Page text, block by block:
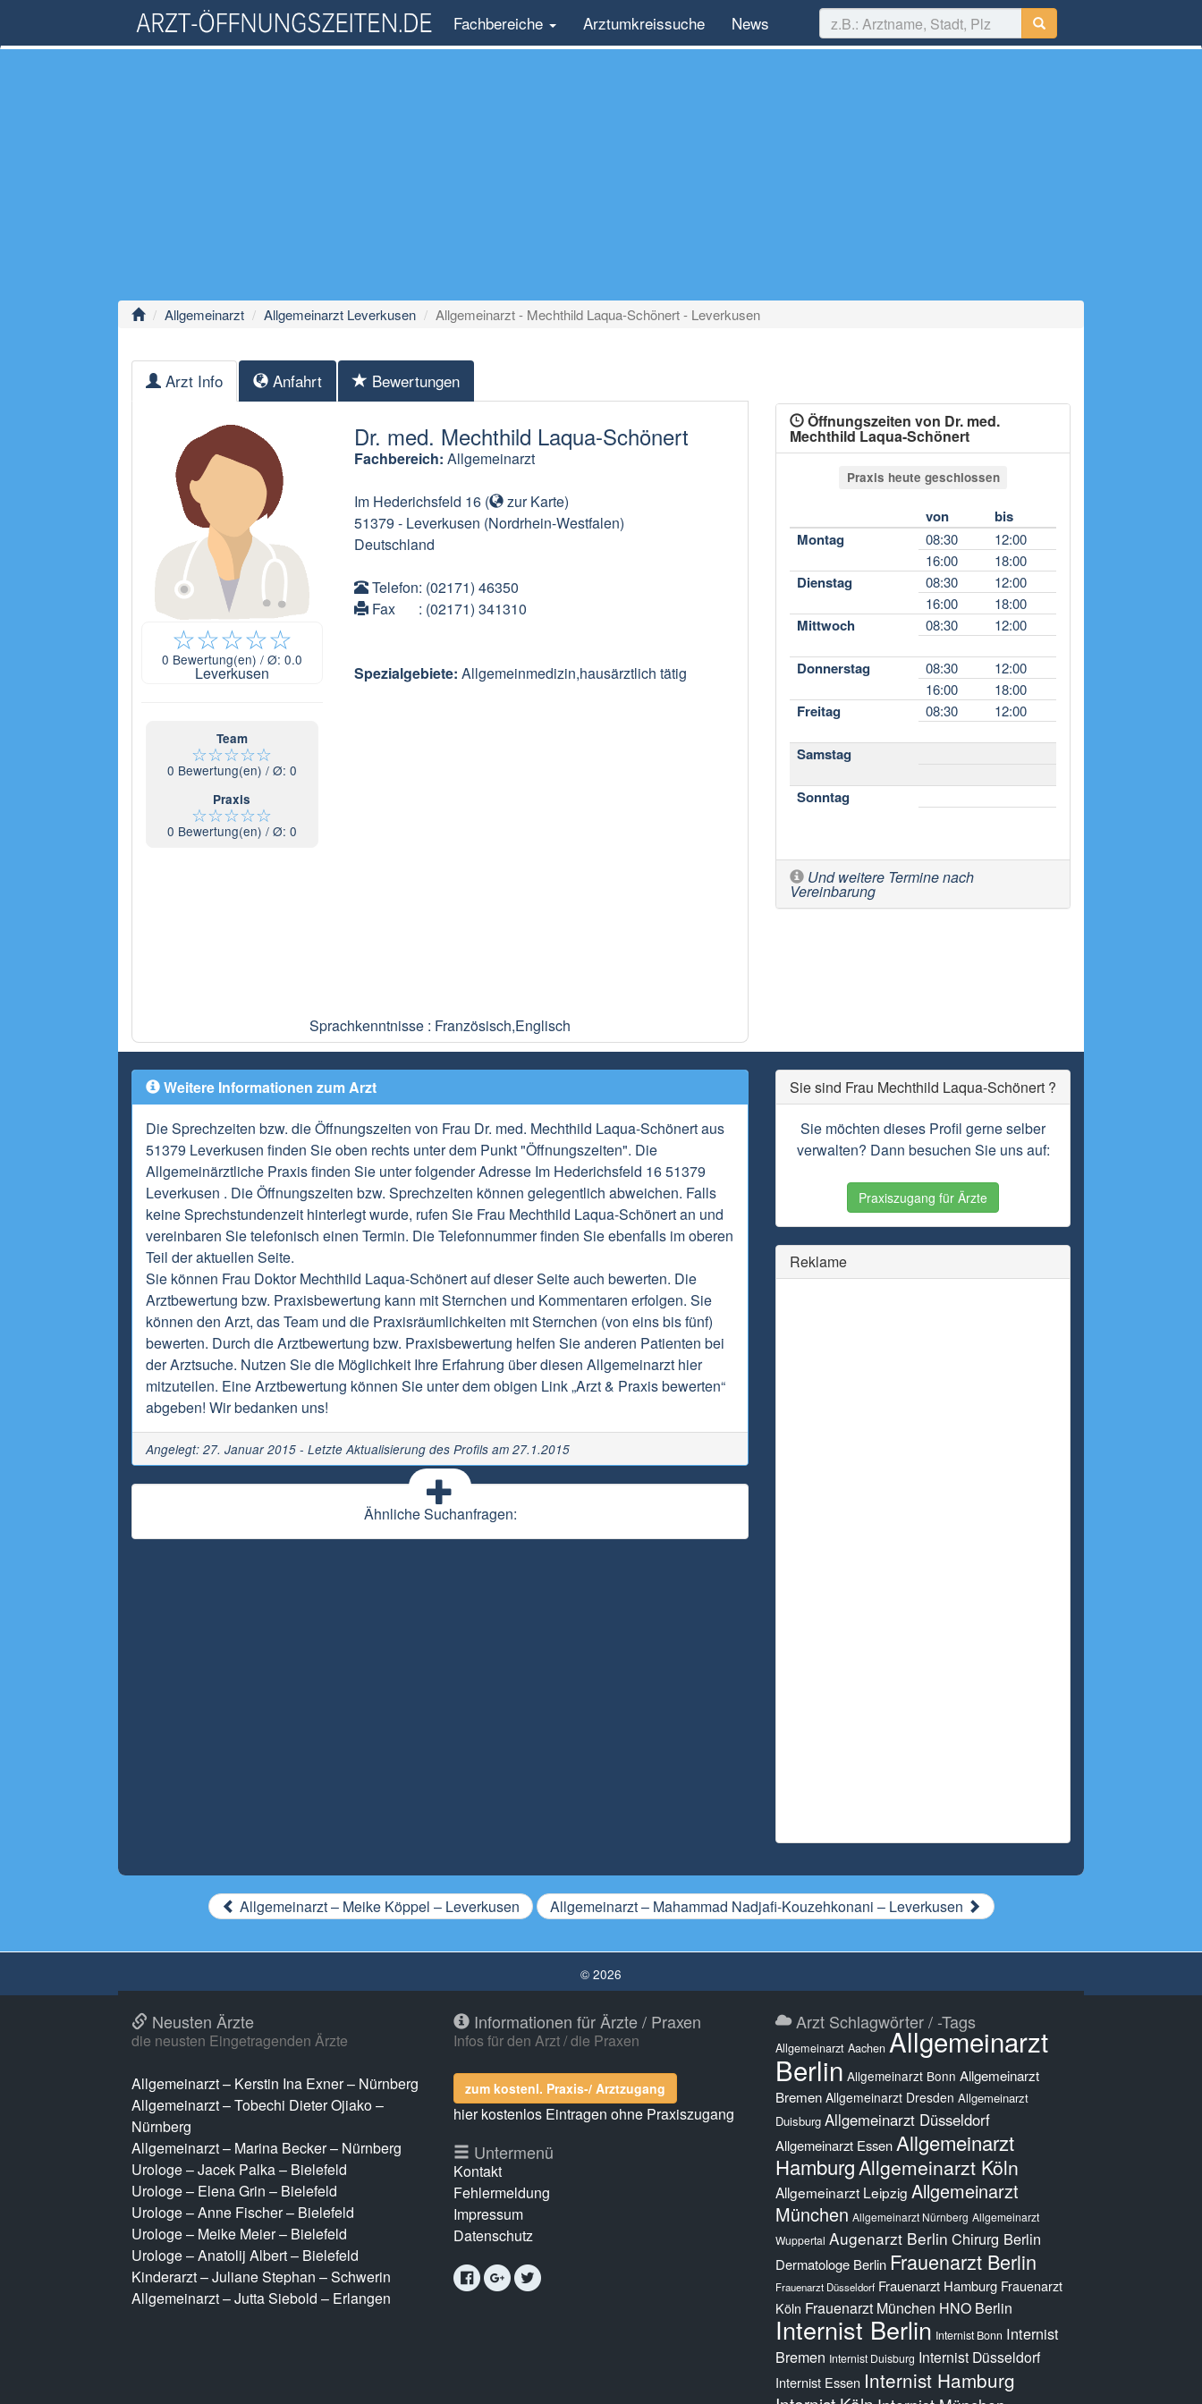
Fachbereiche Arztumkreissuche News
Allgemeinarzt Allgemeinarzt Leverkusen Allgemeinarzt - Mechthild Laqua-Schönert - Leverkusen
Arzt Info Anfahrt Bewertungen
☆☆☆☆☆
0 Bewertung(en) / Ø: 0.0
Leverkusen
Team
☆☆☆☆☆
0 Bewertung(en) / Ø: 0
Praxis
☆☆☆☆☆
0 Bewertung(en) / Ø: 0
Dr. med. Mechthild Laqua-Schönert
Fachbereich: Allgemeinarzt
Im Hederichsfeld 16( zur Karte)
51379 - Leverkusen (Nordrhein-Westfalen)
Deutschland
Telefon: (02171) 46350
Fax
: (02171) 341310
Spezialgebiete: Allgemeinmedizin,hausärztlich tätig
Sprachkenntnisse : Französisch,Englisch
Öffnungszeiten von Dr. med.
Mechthild Laqua-Schönert
Praxis heute geschlossen
von
bis
Montag
08:30
12:00
16:00
18:00
Dienstag 08:30
12:00
16:00
18:00
Mittwoch 08:30 12:00
Donnerstag 08:30
12:00
16:00
18:00
Freitag 08:30 12:00
Samstag
Sonntag
Und weitere Termine nach
Vereinbarung
Weitere Informationen zum Arzt
Die Sprechzeiten bzw. die Öffnungszeiten von Frau Dr. med. Mechthild Laqua-Schönert aus
51379 Leverkusen finden Sie oben rechts unter dem Punkt "Öffnungszeiten". Die
Allgemeinärztliche Praxis finden Sie unter folgender Adresse Im Hederichsfeld 16 51379
Leverkusen . Die Öffnungszeiten bzw. Sprechzeiten können gelegentlich abweichen. Falls
keine Sprechstundenzeit hinterlegt wurde, rufen Sie Frau Mechthild Laqua-Schönert an und
vereinbaren Sie telefonisch einen Termin. Die Telefonnummer finden Sie ebenfalls im oberen
Teil der aktuellen Seite.
Sie können Frau Doktor Mechthild Laqua-Schönert auf dieser Seite auch bewerten. Die
Arztbewertung bzw. Praxisbewertung kann mit Sternchen und Kommentaren erfolgen. Sie
können den Arzt, das Team und die Praxisräumlichkeiten mit Sternchen (von eins bis fünf)
bewerten. Durch die Arztbewertung bzw. Praxisbewertung helfen Sie anderen Patienten bei
der Arztsuche. Nutzen Sie die Möglichkeit Ihre Erfahrung über diesen Allgemeinarzt hier
mitzuteilen. Eine Arztbewertung können Sie unter dem obigen Link „Arzt & Praxis bewerten“
abgeben! Wir bedanken uns!
Angelegt: 27. Januar 2015 - Letzte Aktualisierung des Profils am 27.1.2015
Ähnliche Suchanfragen:
Sie sind Frau Mechthild Laqua-Schönert ?
Sie möchten dieses Profil gerne selber
verwalten? Dann besuchen Sie uns auf:
Praxiszugang für Ärzte
Reklame
Allgemeinarzt – Meike Köppel – Leverkusen Allgemeinarzt – Mahammad Nadjafi-Kouzehkonani – Leverkusen
© 2026
Neusten Ärzte
die neusten Eingetragenden Ärzte
Allgemeinarzt – Kerstin Ina Exner – Nürnberg
Allgemeinarzt – Tobechi Dieter Ojiako –
Nürnberg
Allgemeinarzt – Marina Becker – Nürnberg
Urologe – Jacek Palka – Bielefeld
Urologe – Elena Grin – Bielefeld
Urologe – Anne Fischer – Bielefeld
Urologe – Meike Meier – Bielefeld
Urologe – Anatolij Albert – Bielefeld
Kinderarzt – Juliane Stephan – Schwerin
Allgemeinarzt – Jutta Siebold – Erlangen
Informationen für Ärzte / Praxen
Infos für den Arzt / die Praxen
zum kostenl. Praxis-/ Arztzugang
hier kostenlos Eintragen ohne Praxiszugang
Untermenü
Kontakt
Fehlermeldung
Impressum
Datenschutz
Arzt Schlagwörter / -Tags
Allgemeinarzt Aachen Allgemeinarzt
Berlin Allgemeinarzt Bonn Allgemeinarzt
Bremen Allgemeinarzt Dresden Allgemeinarzt
Duisburg Allgemeinarzt Düsseldorf
Allgemeinarzt Essen Allgemeinarzt
HamburgAllgemeinarzt Köln
Allgemeinarzt Leipzig Allgemeinarzt
München Allgemeinarzt Nürnberg Allgemeinarzt
Wuppertal Augenarzt Berlin Chirurg Berlin
Dermatologe Berlin Frauenarzt Berlin
Frauenarzt Düsseldorf Frauenarzt Hamburg Frauenarzt
Köln Frauenarzt München HNO Berlin
Internist Berlin Internist Bonn Internist
Bremen Internist Duisburg Internist Düsseldorf
Internist Essen Internist Hamburg